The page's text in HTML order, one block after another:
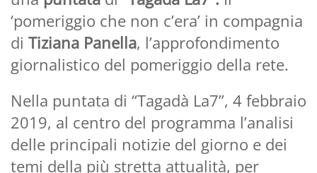
‘pomeriggio che non c’era’ in compagnia
di Tiziana Panella, l’approfondimento
giornalistico del pomeriggio della rete.
Nella puntata di “Tagadà La7”, 4 febbraio
2019, al centro del programma l’analisi
delle principali notizie del giorno e dei
temi della più stretta attualità, per